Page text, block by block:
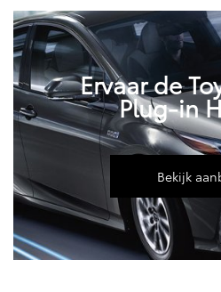
Land
bZ4X
Ervaar de
Plug-in
Bekijk